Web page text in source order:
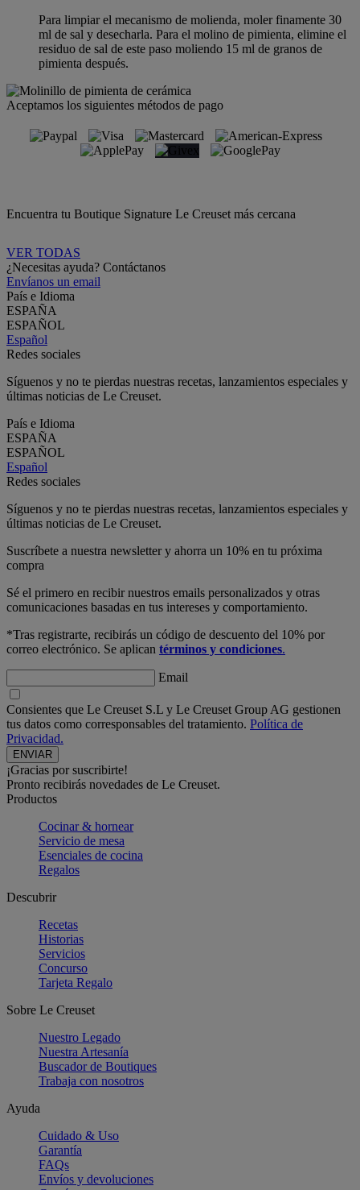
Para limpiar el mecanismo de molienda, moler finamente 30
ml de sal y desecharla. Para el molino de pimienta, elimine el
residuo de sal de este paso moliendo 15 ml de granos de
pimienta después.
Aceptamos los siguientes métodos de pago
Encuentra tu Boutique Signature Le Creuset más cercana
VER TODAS
¿Necesitas ayuda? Contáctanos
Envíanos un email
País e Idioma
ESPAÑA
ESPAÑOL
Español
Redes sociales
Síguenos y no te pierdas nuestras recetas, lanzamientos especiales y
últimas noticias de Le Creuset.
País e Idioma
ESPAÑA
ESPAÑOL
Español
Redes sociales
Síguenos y no te pierdas nuestras recetas, lanzamientos especiales y
últimas noticias de Le Creuset.
Suscríbete a nuestra newsletter y ahorra un 10% en tu próxima
compra
Sé el primero en recibir nuestros emails personalizados y otras
comunicaciones basadas en tus intereses y comportamiento.
*Tras registrarte, recibirás un código de descuento del 10% por
correo electrónico. Se aplican términos y condiciones.
Email
Consientes que Le Creuset S.L y Le Creuset Group AG gestionen
tus datos como corresponsables del tratamiento. Política de
Privacidad.
¡Gracias por suscribirte!
Pronto recibirás novedades de Le Creuset.
Productos
Cocinar & hornear
Servicio de mesa
Esenciales de cocina
Regalos
Descubrir
Recetas
Historias
Servicios
Concurso
Tarjeta Regalo
Sobre Le Creuset
Nuestro Legado
Nuestra Artesanía
Buscador de Boutiques
Trabaja con nosotros
Ayuda
Cuidado & Uso
Garantía
FAQs
Envíos y devoluciones